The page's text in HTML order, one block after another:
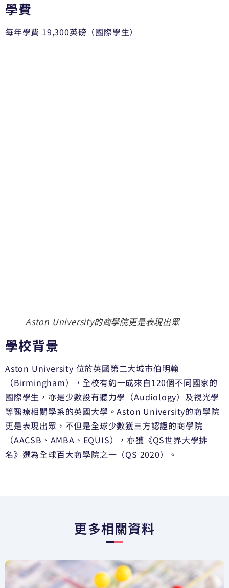
學費
每年學費 19,300英磅（國際學生）
Aston University的商學院更是表現出眾
學校背景
Aston University 位於英國第二大城市伯明翰
（Birmingham），全校有約一成來自120個不同國家的
國際學生，亦是少數設有聽力學（Audiology）及視光學
等醫療相關學系的英國大學。Aston University的商學院
更是表現出眾，不但是全球少數獲三方認證的商學院
（AACSB、AMBA、EQUIS），亦獲《QS世界大學排
名》選為全球百大商學院之一（QS 2020）。
更多相關資料